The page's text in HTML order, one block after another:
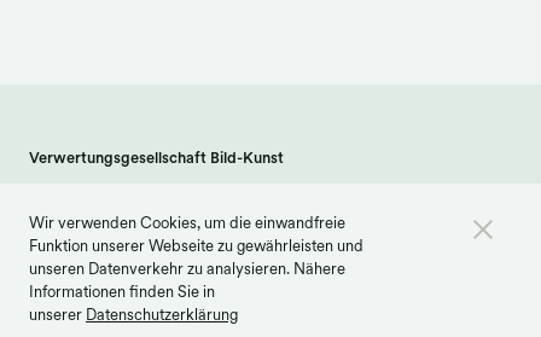
länger als zehn Jahre in Anspruch
nicht hinzunehmen.
Verwertungsgesellschaft Bild-Kunst
info@bildkunst.de·Telefon 0228 979 20 -600
Impressum Datenschutz
Barrierefreiheit Cookie Einstellungen
Wir verwenden Cookies, um die einwandfreie
Funktion unserer Webseite zu gewährleisten und
unseren Datenverkehr zu analysieren. Nähere
Informationen finden Sie in
unserer Datenschutzerklärung